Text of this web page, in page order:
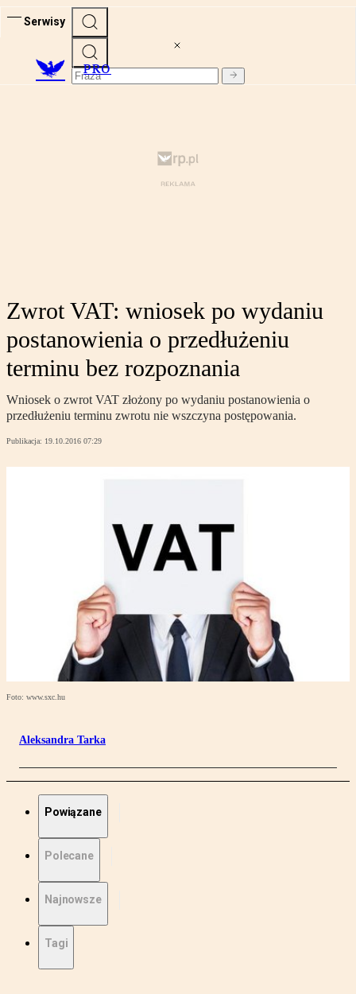
Serwisy
PRO
Zwrot VAT: wniosek po wydaniu
postanowienia o przedłużeniu
terminu bez rozpoznania
Wniosek o zwrot VAT złożony po wydaniu postanowienia o
przedłużeniu terminu zwrotu nie wszczyna postępowania.
Publikacja: 19.10.2016 07:29
Foto: www.sxc.hu
Aleksandra Tarka
Powiązane
Polecane
Najnowsze
Tagi